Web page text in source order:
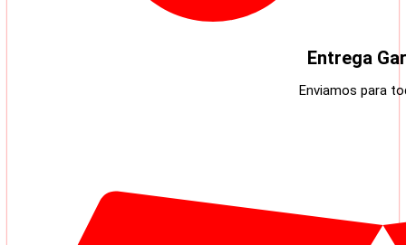
Entrega
Enviamos para